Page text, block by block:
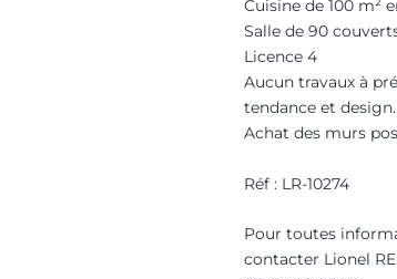
Cuisine de 100 m²
Salle de 90
Licence 4
Aucun travaux à
tendance et design.
Achat des murs
Réf : LR-10274
Pour toutes
contacter Lionel